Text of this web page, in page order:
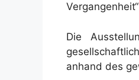
Die
anhand des